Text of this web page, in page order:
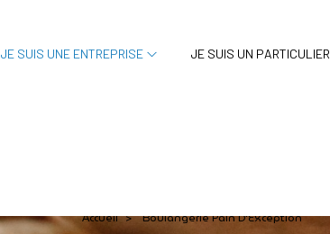
JE SUIS UNE ENTREPRISE JE SUIS UN PARTICULIER
Accueil > Boulangerie Pain D'Exception